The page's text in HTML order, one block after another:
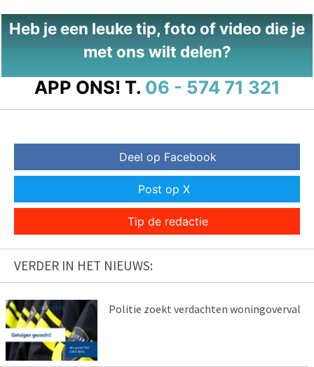
Heb je een leuke tip, foto of video die je
met ons wilt delen?
APP ONS! T. 06 - 574 71 321
Deel op Facebook
Post op X
Tip de redactie
VERDER IN HET NIEUWS:
Politie zoekt verdachten woningoverval